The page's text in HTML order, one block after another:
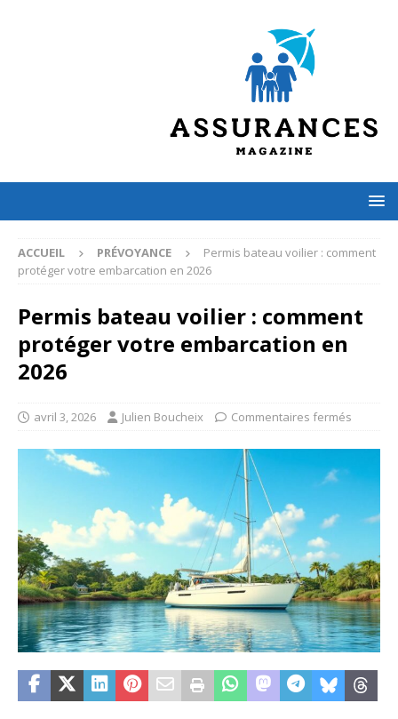
ACCUEIL PRÉVOYANCE
Permis bateau voilier : comment
protéger votre embarcation en 2026
Permis bateau voilier : comment
protéger votre embarcation en
2026
avril 3, 2026 Julien Boucheix Commentaires fermés